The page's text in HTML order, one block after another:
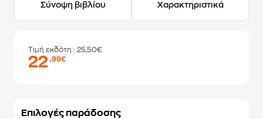
Σύνοψη βιβλίου Χαρακτηριστικά
Τιμή εκδότη : 25,50€
22,99€
Επιλογές παράδοσης